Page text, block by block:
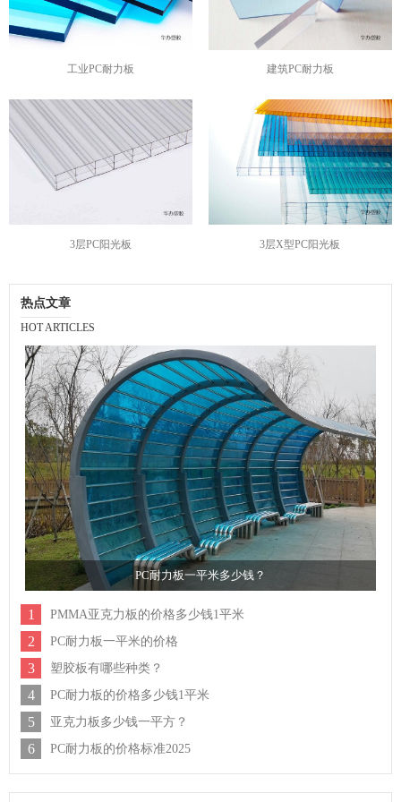
工业PC耐力板 建筑PC耐力板
3层PC阳光板 3层X型PC阳光板
热点文章
HOT ARTICLES
PC耐力板一平米多少钱？
1 PMMA亚克力板的价格多少钱1平米
2 PC耐力板一平米的价格
3 塑胶板有哪些种类？
4 PC耐力板的价格多少钱1平米
5 亚克力板多少钱一平方？
6 PC耐力板的价格标准2025